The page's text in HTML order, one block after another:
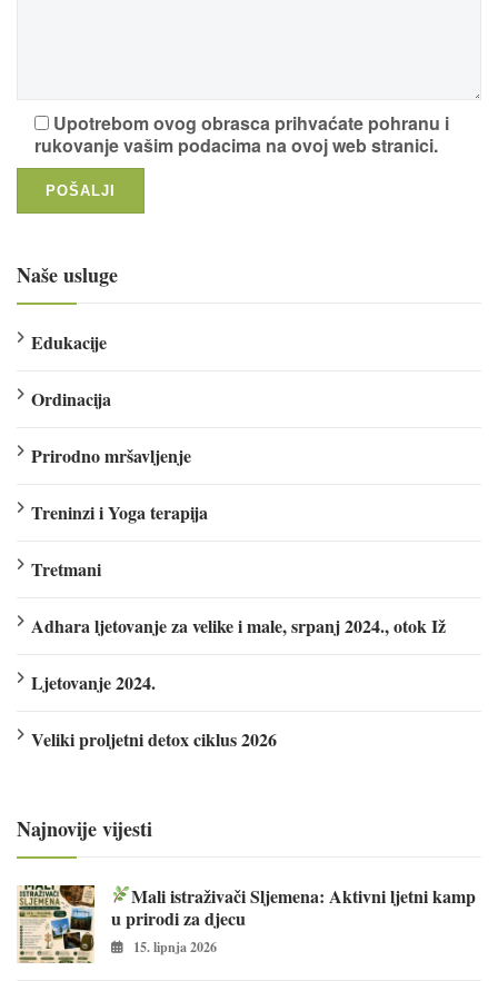
Upotrebom ovog obrasca prihvaćate pohranu i
rukovanje vašim podacima na ovoj web stranici.
Naše usluge
Edukacije
Ordinacija
Prirodno mršavljenje
Treninzi i Yoga terapija
Tretmani
Adhara ljetovanje za velike i male, srpanj 2024., otok Iž
Ljetovanje 2024.
Veliki proljetni detox ciklus 2026
Najnovije vijesti
Mali istraživači Sljemena: Aktivni ljetni kamp
u prirodi za djecu
15. lipnja 2026